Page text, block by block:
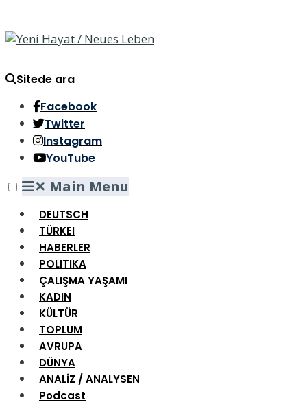
Sitede ara
Facebook
Twitter
Instagram
YouTube
✕ Main Menu
DEUTSCH
TÜRKEI
HABERLER
POLITIKA
ÇALIŞMA YAŞAMI
KADIN
KÜLTÜR
TOPLUM
AVRUPA
DÜNYA
ANALİZ / ANALYSEN
Podcast